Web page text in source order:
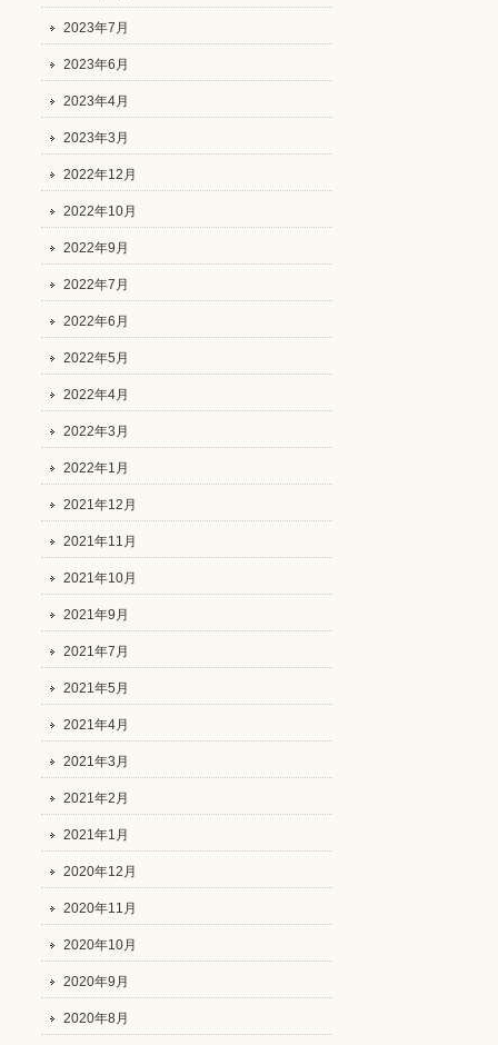
2023年7月
2023年6月
2023年4月
2023年3月
2022年12月
2022年10月
2022年9月
2022年7月
2022年6月
2022年5月
2022年4月
2022年3月
2022年1月
2021年12月
2021年11月
2021年10月
2021年9月
2021年7月
2021年5月
2021年4月
2021年3月
2021年2月
2021年1月
2020年12月
2020年11月
2020年10月
2020年9月
2020年8月